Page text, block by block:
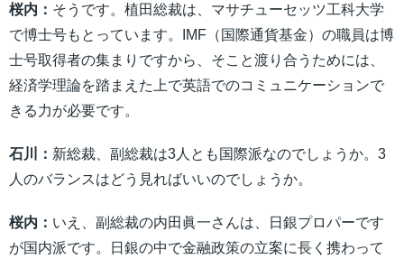
桜内： そうです。植田総裁は、マサチューセッツ工科大学
で博士号もとっています。IMF（国際通貨基金）の職員は博
士号取得者の集まりですから、そこと渡り合うためには、
経済学理論を踏まえた上で英語でのコミュニケーションで
きる力が必要です。
石川： 新総裁、副総裁は3人とも国際派なのでしょうか。3
人のバランスはどう見ればいいのでしょうか。
桜内： いえ、副総裁の内田眞一さんは、日銀プロパーです
が国内派です。日銀の中で金融政策の立案に長く携わって